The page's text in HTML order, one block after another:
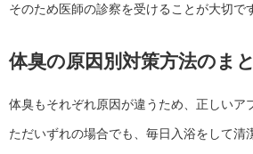
そのため医師の診察を受けることが大切で
体臭の原因別対策方法のま
体臭もそれぞれ原因が違うため、正しいア
ただいずれの場合でも、毎日入浴をして清